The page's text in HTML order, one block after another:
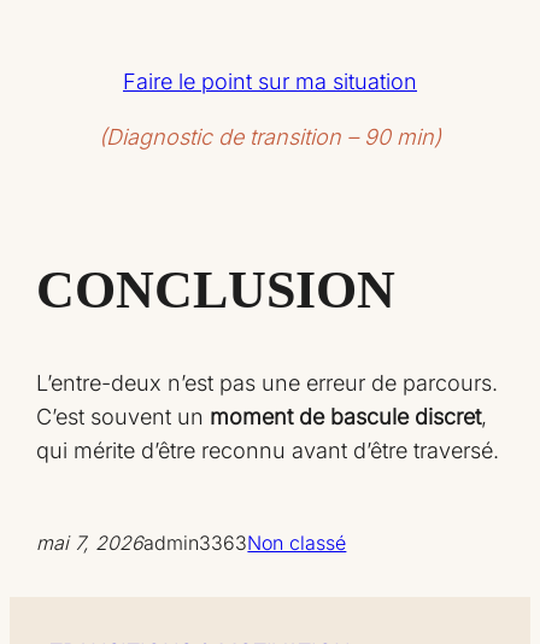
Faire le point sur ma situation
(Diagnostic de transition – 90 min)
CONCLUSION
L’entre-deux n’est pas une erreur de parcours.
C’est souvent un moment de bascule discret,
qui mérite d’être reconnu avant d’être traversé.
mai 7, 2026admin3363Non classé